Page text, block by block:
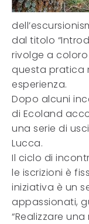
dal titolo
rivolge a
questa pratica
esperienza.
Dopo alcuni
di Ecoland
una serie di
Lucca.
Il ciclo di
le iscrizioni è
iniziativa è un
appassionati,
“Realizzare